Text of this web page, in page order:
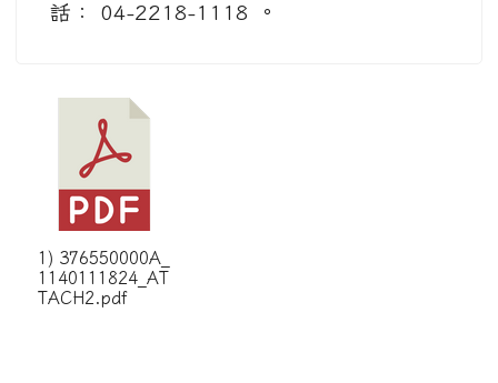
話： 04-2218-1118 。
1) 376550000A_
1140111824_AT
TACH2.pdf